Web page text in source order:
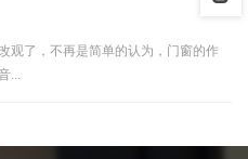
观了，不再是简单的认为，门窗的作
...